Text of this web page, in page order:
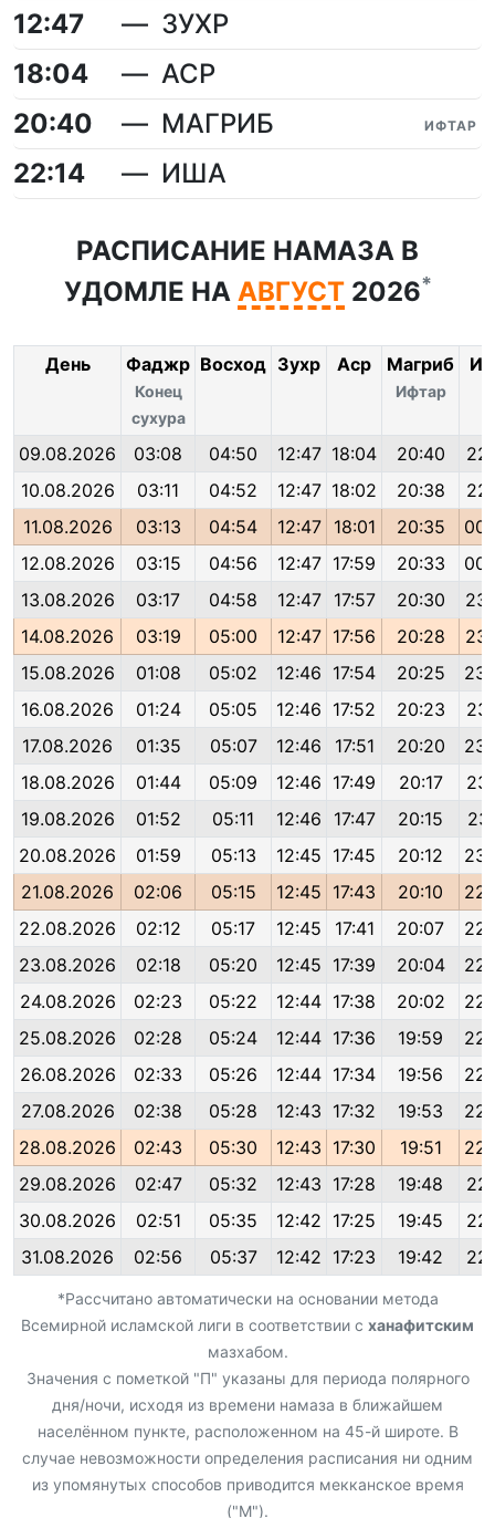
12:47
ЗУХР
18:04
АСР
20:40
МАГРИБ ИФТАР
22:14 ИША
РАСПИСАНИЕ НАМАЗА В
УДОМЛЕ НА АВГУСТ 2026*
День Фаджр
Конец
сухура
Восход Зухр Аср Магриб
Ифтар
09.08.2026 03:08 04:50 12:47 18:04 20:40
10.08.2026
03:11 04:52 12:47 18:02 20:38
11.08.2026
03:13 04:54 12:47 18:01 20:35
12.08.2026
03:15 04:56 12:47 17:59 20:33
13.08.2026
03:17 04:58 12:47 17:57 20:30
14.08.2026
03:19 05:00 12:47 17:56 20:28
15.08.2026
01:08 05:02 12:46 17:54 20:25
16.08.2026
01:24 05:05 12:46 17:52 20:23
17.08.2026
01:35 05:07 12:46 17:51 20:20
18.08.2026
01:44 05:09 12:46 17:49 20:17
19.08.2026
01:52 05:11 12:46 17:47 20:15
20.08.2026
01:59 05:13 12:45 17:45 20:12
21.08.2026
02:06 05:15 12:45 17:43 20:10
22.08.2026
02:12 05:17 12:45 17:41 20:07
23.08.2026
02:18 05:20 12:45 17:39 20:04
24.08.2026
02:23 05:22 12:44 17:38 20:02
25.08.2026
02:28 05:24 12:44 17:36 19:59
26.08.2026
02:33 05:26 12:44 17:34 19:56
27.08.2026
02:38 05:28 12:43 17:32 19:53
28.08.2026
02:43 05:30 12:43 17:30 19:51
29.08.2026
02:47 05:32 12:43 17:28 19:48
30.08.2026
02:51 05:35 12:42 17:25 19:45
31.08.2026
02:56 05:37 12:42 17:23 19:42
*Рассчитано автоматически на основании метода
Всемирной исламской лиги в соответствии с ханафитским
мазхабом.
Значения с пометкой "П" указаны для периода полярного
дня/ночи, исходя из времени намаза в ближайшем
населённом пункте, расположенном на 45-й широте. В
случае невозможности определения расписания ни одним
из упомянутых способов приводится мекканское время
("М").